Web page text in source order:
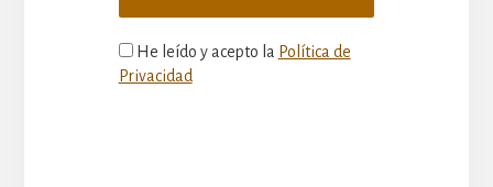
He leído y acepto la Política de
Privacidad